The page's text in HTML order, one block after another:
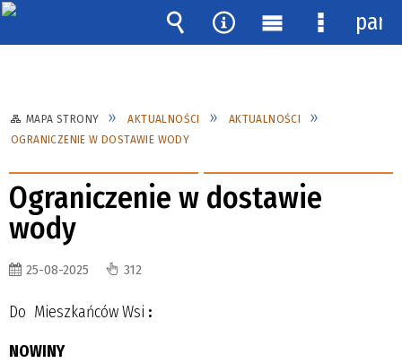
MAPA STRONY AKTUALNOŚCI
AKTUALNOŚCI
OGRANICZENIE W DOSTAWIE WODY
Ograniczenie w dostawie
wody
25-08-2025 312
Do Mieszkańców Wsi :
NOWINY
Wyszukiwarka
Narzędzia
MenuMenu